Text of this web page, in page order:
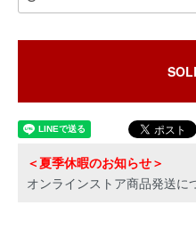
＜夏季休暇のお知らせ＞
オンラインストア商品発送に